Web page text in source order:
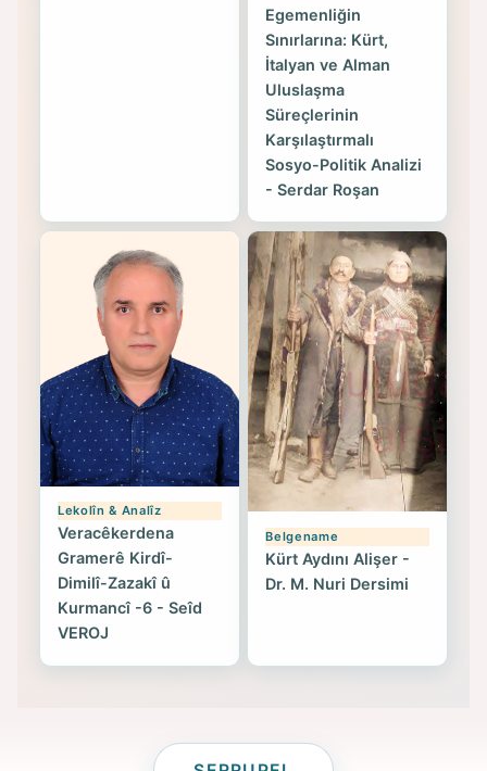
Egemenliğin
Sınırlarına: Kürt,
İtalyan ve Alman
Uluslaşma
Süreçlerinin
Karşılaştırmalı
Sosyo-Politik Analizi
- Serdar Roşan
Lekolîn & Analîz
Veracêkerdena
Gramerê Kirdî-
Dimilî-Zazakî û
Kurmancî -6 - Seîd
VEROJ
Belgename
Kürt Aydını Alişer -
Dr. M. Nuri Dersimi